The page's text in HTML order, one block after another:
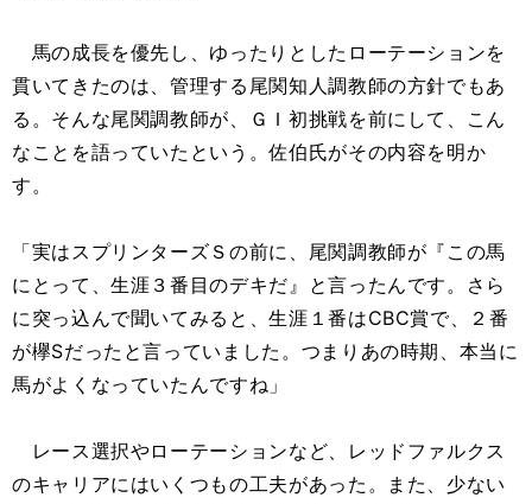
馬の成長を優先し、ゆったりとしたローテーションを
貫いてきたのは、管理する尾関知人調教師の方針でもあ
る。そんな尾関調教師が、ＧＩ初挑戦を前にして、こん
なことを語っていたという。佐伯氏がその内容を明か
す。
「実はスプリンターズＳの前に、尾関調教師が『この馬
にとって、生涯３番目のデキだ』と言ったんです。さら
に突っ込んで聞いてみると、生涯１番はCBC賞で、２番
が欅Sだったと言っていました。つまりあの時期、本当に
馬がよくなっていたんですね」
レース選択やローテーションなど、レッドファルクス
のキャリアにはいくつもの工夫があった。また、少ない